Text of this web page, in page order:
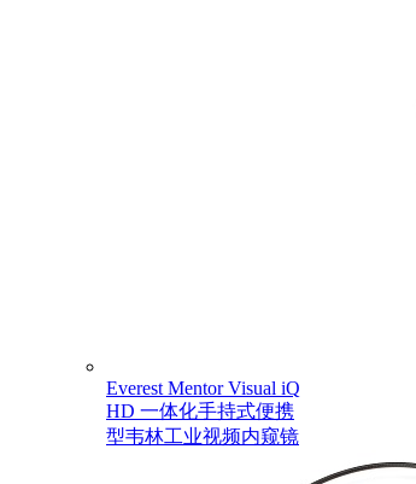
Everest Mentor Visual iQ
HD 一体化手持式便携
型韦林工业视频内窥镜